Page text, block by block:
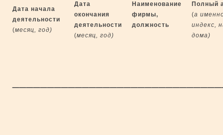
Дата начала
деятельности
(месяц, год)
Дата
окончания
деятельности
(месяц, год)
Наименование
фирмы,
должность
Полный
(а
индекс,
дома)